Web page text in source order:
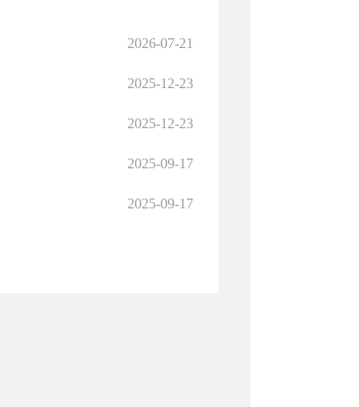
2026-07-21
2025-12-23
2025-12-23
2025-09-17
2025-09-17